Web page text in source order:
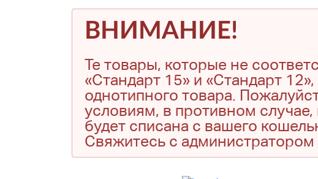
ВНИМАНИЕ!
Те товары, которые не
«Стандарт 15» и «Стандарт
однотипного товара.
условиям, в противном
будет списана с вашего
Свяжитесь с